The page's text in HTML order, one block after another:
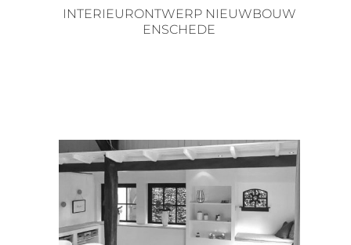
INTERIEURONTWERP NIEUWBOUW
ENSCHEDE